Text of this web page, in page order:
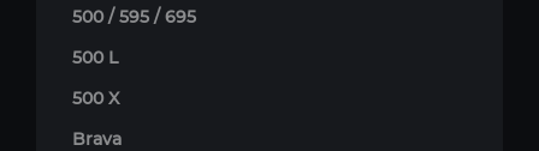
500 / 595 / 695
500 L
500 X
Brava